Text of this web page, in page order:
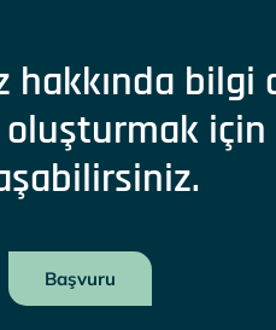
hakkında bilgi
oluşturmak
Başvuru